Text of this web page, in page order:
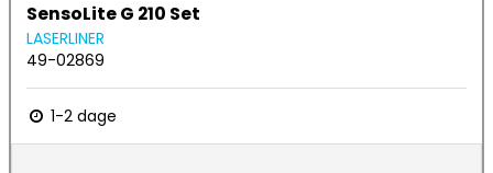
SensoLite G 210 Set
LASERLINER
49-02869
1-2 dage